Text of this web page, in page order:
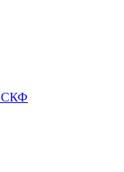
СКФ